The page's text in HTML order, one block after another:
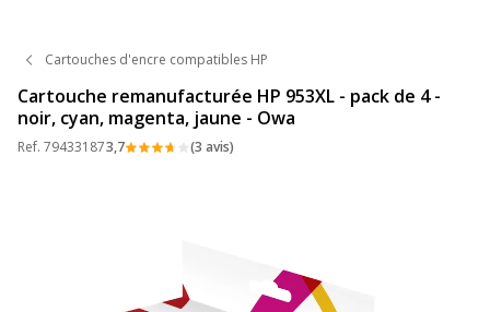
Cartouches d'encre compatibles HP
Cartouche remanufacturée HP 953XL - pack de 4 -
noir, cyan, magenta, jaune - Owa
Ref. 794331873,7 (3 avis)